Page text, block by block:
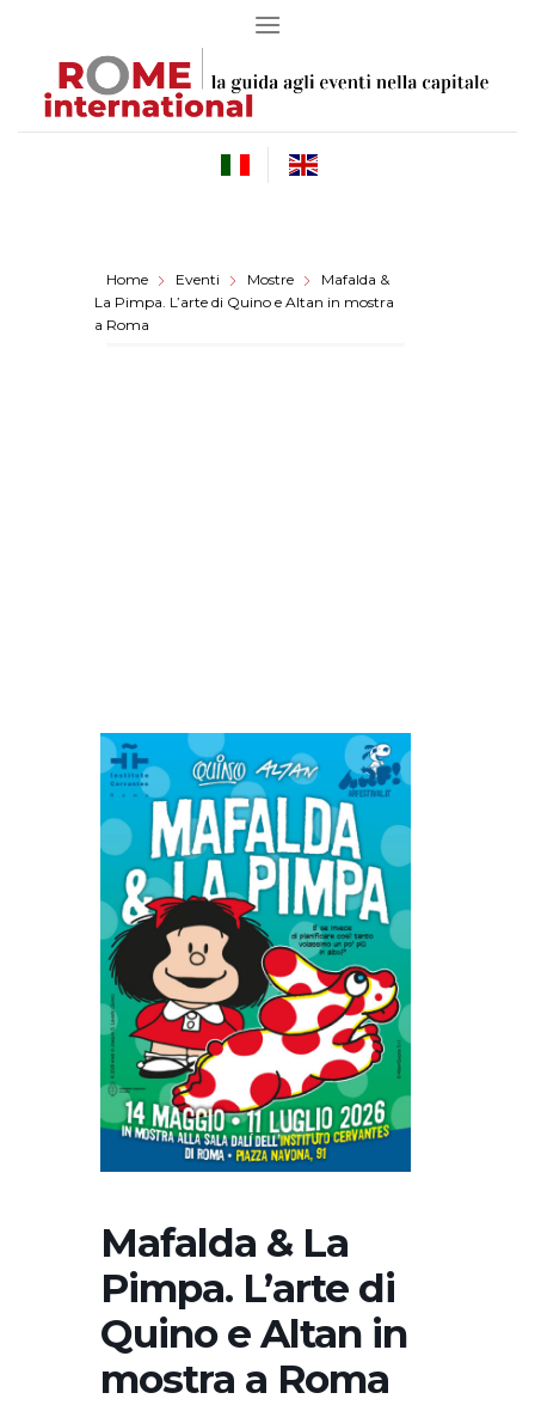
Home Eventi Mostre
Mafalda &
La Pimpa. L’arte di Quino e Altan in mostra
a Roma
Mafalda & La
Pimpa. L’arte di
Quino e Altan in
mostra a Roma